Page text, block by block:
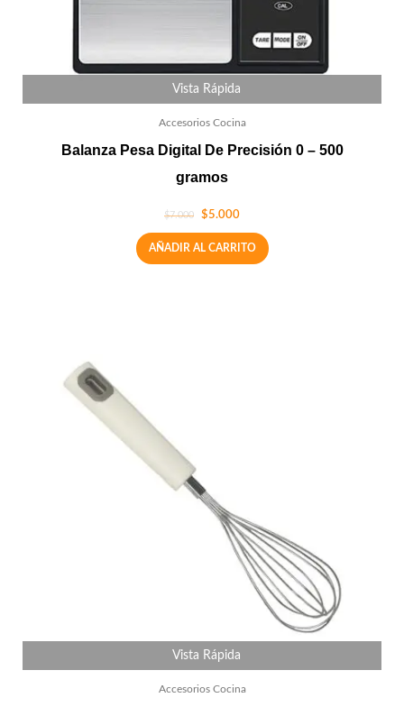
Vista Rápida
Accesorios Cocina
Balanza Pesa Digital De Precisión 0 – 500
gramos
$7.000 $5.000
AÑADIR AL CARRITO
Vista Rápida
Accesorios Cocina